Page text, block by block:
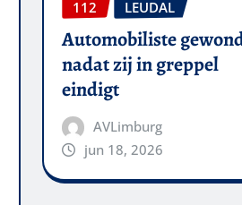
112 LEUDAL
Automobiliste
nadat zij in greppel
eindigt
AVLimburg
jun 18, 2026